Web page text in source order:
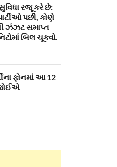
રજૂ કરે છે:
પછી, કોણે
ઝંઝટ સમાપ્ત
બિલ ચૂકવો.
ફોનમાં આ 12